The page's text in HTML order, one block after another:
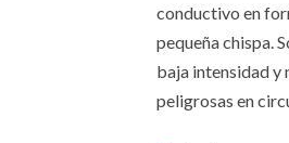
conductivo en
pequeña chispa.
baja intensidad y
peligrosas en